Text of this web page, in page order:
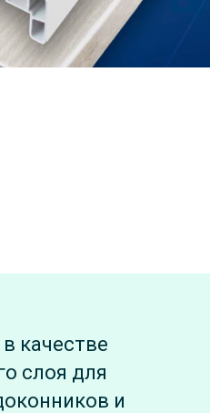
качестве
слоя для
и